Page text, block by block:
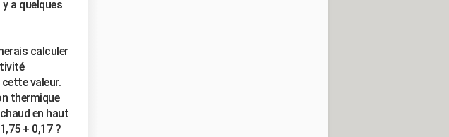
a quelques
calculer
valeur.
thermique
en haut
+ 0,17 ?